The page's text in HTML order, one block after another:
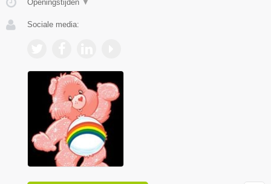
Openingstijden ▼
Sociale media: